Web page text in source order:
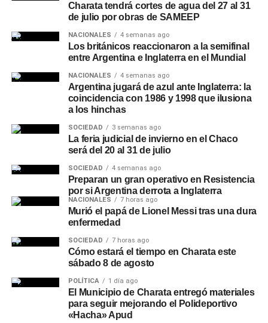
Charata tendrá cortes de agua del 27 al 31
de julio por obras de SAMEEP
NACIONALES 4 semanas ago
Los británicos reaccionaron a la semifinal
entre Argentina e Inglaterra en el Mundial
NACIONALES 4 semanas ago
Argentina jugará de azul ante Inglaterra: la
coincidencia con 1986 y 1998 que ilusiona
a los hinchas
SOCIEDAD 3 semanas ago
La feria judicial de invierno en el Chaco
será del 20 al 31 de julio
SOCIEDAD 4 semanas ago
Preparan un gran operativo en Resistencia
por si Argentina derrota a Inglaterra
NACIONALES 7 horas ago
Murió el papá de Lionel Messi tras una dura
enfermedad
SOCIEDAD 7 horas ago
Cómo estará el tiempo en Charata este
sábado 8 de agosto
POLÍTICA 1 día ago
El Municipio de Charata entregó materiales
para seguir mejorando el Polideportivo
«Hacha» Apud